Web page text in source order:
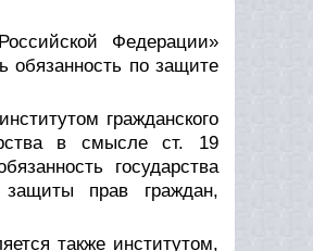
Федерации»
обязанность по защите
гражданского
в смысле ст. 19
государства
защиты прав граждан,
также институтом,